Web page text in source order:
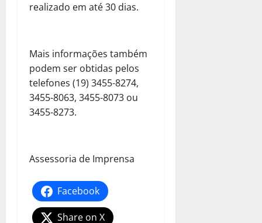
realizado em até 30 dias.
Mais informações também
podem ser obtidas pelos
telefones (19) 3455-8274,
3455-8063, 3455-8073 ou
3455-8273.
Assessoria de Imprensa
Facebook
Share on X